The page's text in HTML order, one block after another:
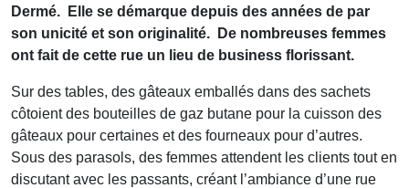
Dermé. Elle se démarque depuis des années de par
son unicité et son originalité. De nombreuses femmes
ont fait de cette rue un lieu de business florissant.
Sur des tables, des gâteaux emballés dans des sachets
côtoient des bouteilles de gaz butane pour la cuisson des
gâteaux pour certaines et des fourneaux pour d’autres.
Sous des parasols, des femmes attendent les clients tout en
discutant avec les passants, créant l’ambiance d’une rue